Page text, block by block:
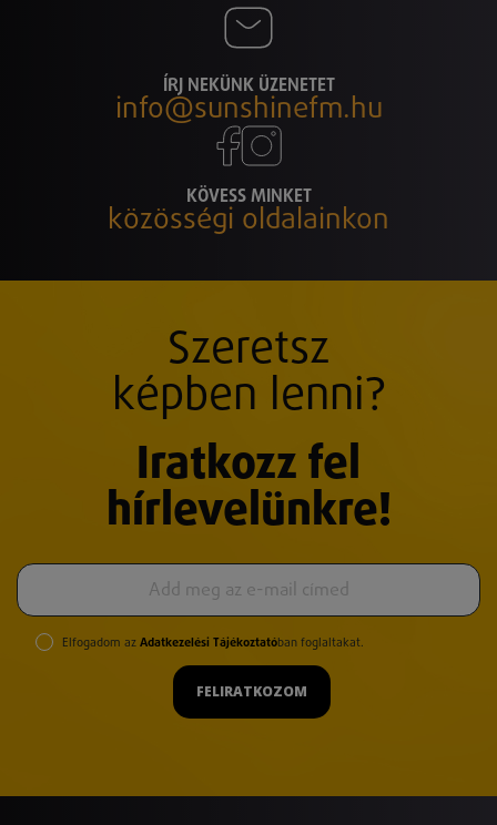
ÍRJ NEKÜNK ÜZENETET
info@sunshinefm.hu
KÖVESS MINKET
közösségi oldalainkon
Szeretsz
képben lenni?
Iratkozz fel
hírlevelünkre!
Elfogadom az Adatkezelési Tájékoztatóban foglaltakat.
FELIRATKOZOM